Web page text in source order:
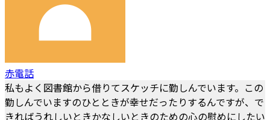
赤電話
私もよく図書館から借りてスケッチに勤しんでいます。この
勤しんでいますのひとときが幸せだったりするんですが、で
きればうれしいときかなしいときのための心の慰めにしたい